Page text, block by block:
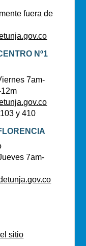
fuera de
Nº1
7am-
y 410
7am-
sitio